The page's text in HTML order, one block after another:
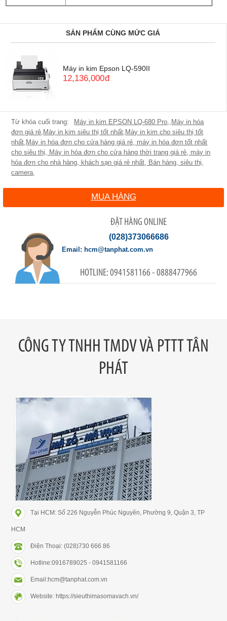
SẢN PHẨM CÙNG MỨC GIÁ
Máy in kim Epson LQ-590II
12,136,000đ
Máy in kim EPSON LQ-680 Pro,, Máy in hóa
đơn giá rẻ, Máy in kim siêu thị tốt nhất, Máy in kim cho siêu thị tốt
nhất, Máy in hóa đơn cho cửa hàng giá rẻ, máy in hóa đơn tốt nhất
cho siêu thị, Máy in hóa đơn cho cửa hàng thời trang giá rẻ, máy in
hóa đơn cho nhà hàng, khách sạn giá rẻ nhất, Bán hàng, siêu thị,
camera,
MUA HÀNG
ĐẶT HÀNG ONLINE
(028)373066686
0941581166 - 0888477966
hcm@tanphat.com.vn
CÔNG TY TNHH TMDV VÀ PTTT TÂN
PHÁT
Tại HCM: Số 226 Nguyễn Phúc Nguyên, Phường 9, Quận 3, TP
HCM
Điện Thoại: (028)730 666 86
Hotline:0916789025 - 0941581166
Email:hcm@tanphat.com.vn
Website: https://sieuthimasomavach.vn/